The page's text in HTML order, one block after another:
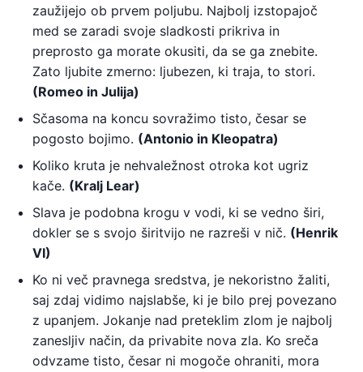
zaužijejo ob prvem poljubu. Najbolj izstopajoč
med se zaradi svoje sladkosti prikriva in
preprosto ga morate okusiti, da se ga znebite.
Zato ljubite zmerno: ljubezen, ki traja, to stori.
(Romeo in Julija)
Sčasoma na koncu sovražimo tisto, česar se
pogosto bojimo. (Antonio in Kleopatra)
Koliko kruta je nehvaležnost otroka kot ugriz
kače. (Kralj Lear)
Slava je podobna krogu v vodi, ki se vedno širi,
dokler se s svojo širitvijo ne razreši v nič. (Henrik
VI)
Ko ni več pravnega sredstva, je nekoristno žaliti,
saj zdaj vidimo najslabše, ki je bilo prej povezano
z upanjem. Jokanje nad preteklim zlom je najbolj
zanesljiv način, da privabite nova zla. Ko sreča
odvzame tisto, česar ni mogoče ohraniti, mora